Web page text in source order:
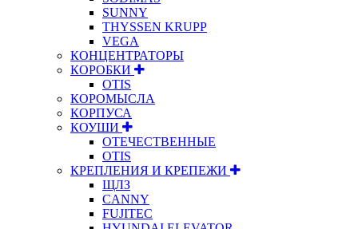
SUNNY
THYSSEN KRUPP
VEGA
КОНЦЕНТРАТОРЫ
КОРОБКИ
OTIS
КОРОМЫСЛА
КОРПУСА
КОУШИ
ОТЕЧЕСТВЕННЫЕ
OTIS
КРЕПЛЕНИЯ И КРЕПЕЖИ
ЩЛЗ
CANNY
FUJITEC